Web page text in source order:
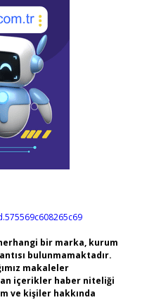
bir marka, kurum
bulunmamaktadır.
makaleler
içerikler haber niteliği
ve kişiler hakkında